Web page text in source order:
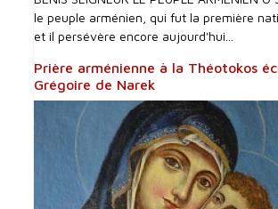
le peuple arménien, qui fut la première
et il persévère encore aujourd'hui...
Prière arménienne à la Théotokos
Grégoire de Narek